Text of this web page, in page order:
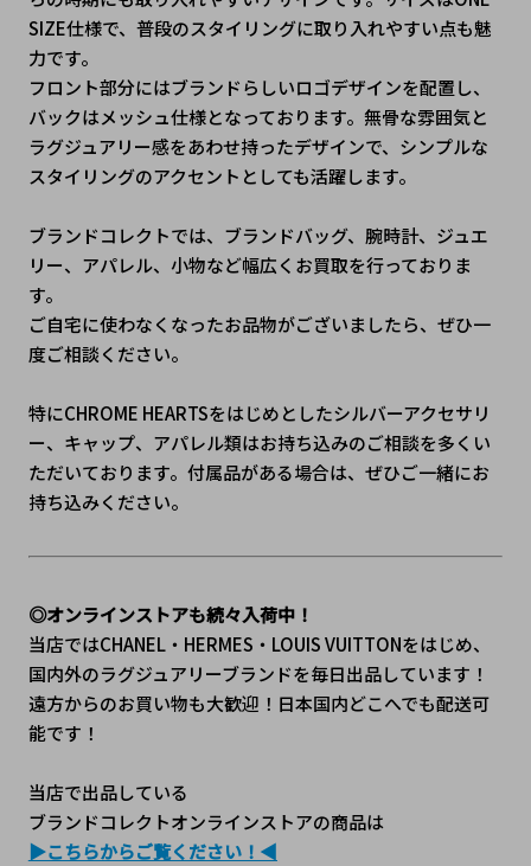
SIZE仕様で、普段のスタイリングに取り入れやすい点も魅
力です。
フロント部分にはブランドらしいロゴデザインを配置し、
バックはメッシュ仕様となっております。無骨な雰囲気と
ラグジュアリー感をあわせ持ったデザインで、シンプルな
スタイリングのアクセントとしても活躍します。
ブランドコレクトでは、ブランドバッグ、腕時計、ジュエ
リー、アパレル、小物など幅広くお買取を行っておりま
す。
ご自宅に使わなくなったお品物がございましたら、ぜひ一
度ご相談ください。
特にCHROME HEARTSをはじめとしたシルバーアクセサリ
ー、キャップ、アパレル類はお持ち込みのご相談を多くい
ただいております。付属品がある場合は、ぜひご一緒にお
持ち込みください。
◎オンラインストアも続々入荷中！
当店ではCHANEL・HERMES・LOUIS VUITTONをはじめ、
国内外のラグジュアリーブランドを毎日出品しています！
遠方からのお買い物も大歓迎！日本国内どこへでも配送可
能です！
当店で出品している
ブランドコレクトオンラインストアの商品は
▶こちらからご覧ください！◀